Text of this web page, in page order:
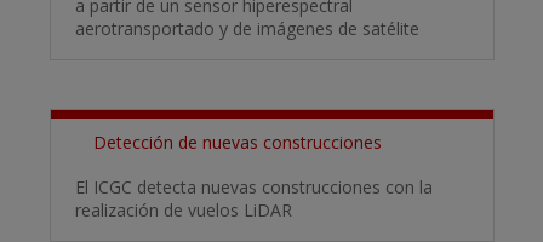
a partir de un sensor hiperespectral
aerotransportado y de imágenes de satélite
Detección de nuevas construcciones
El ICGC detecta nuevas construcciones con la
realización de vuelos LiDAR